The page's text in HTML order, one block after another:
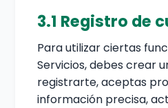
3.1 Registro de
Para utilizar ciertas
Servicios, debes crear
registrarte, aceptas
información precisa,